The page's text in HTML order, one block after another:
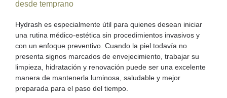
desde temprano
Hydrash es especialmente útil para quienes desean iniciar
una rutina médico-estética sin procedimientos invasivos y
con un enfoque preventivo. Cuando la piel todavía no
presenta signos marcados de envejecimiento, trabajar su
limpieza, hidratación y renovación puede ser una excelente
manera de mantenerla luminosa, saludable y mejor
preparada para el paso del tiempo.